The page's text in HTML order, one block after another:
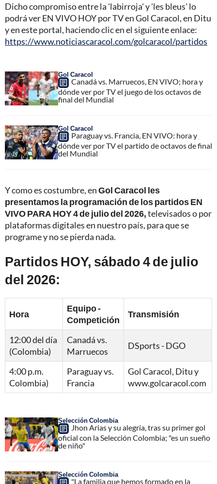
Dicho compromiso entre la 'labirroja' y 'les bleus' lo
podrá ver EN VIVO HOY por TV en Gol Caracol, en Ditu
y en este portal, haciendo clic en el siguiente enlace:
https://www.noticiascaracol.com/golcaracol/partidos
Gol Caracol
Canadá vs. Marruecos, EN VIVO; hora y
dónde ver por TV el juego de los octavos de
final del Mundial
Gol Caracol
Paraguay vs. Francia, EN VIVO: hora y
dónde ver por TV el partido de octavos de final
del Mundial
Y como es costumbre, enGol Caracol les
presentamos la programación de los partidos EN
VIVO PARA HOY 4 de julio del 2026,televisados o por
plataformas digitales en nuestro país, para que se
programe y no se pierda nada.
Partidos HOY, sábado 4 de julio
del 2026:
Hora
Equipo -
Competición
Transmisión
12:00 del día
(Colombia)
Canadá vs.
Marruecos
DSports - DGO
4:00 p.m.
Colombia)
Paraguay vs.
Francia
Gol Caracol, Ditu y
www.golcaracol.com
Selección Colombia
Jhon Arias y su alegría, tras su primer gol
oficial con la Selección Colombia; "es un sueño
de niño"
Selección Colombia
"La familia que hemos formado en la